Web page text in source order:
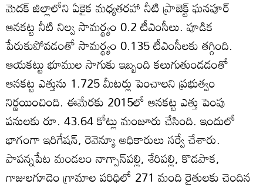
మెదక్‌ జిల్లాలోని ఏకైక మధ్యతరహా నీటి ప్రాజెక్ట్‌ ఘనపూర్‌
ఆనకట్ట నీటి నిల్వ సామర్థ్యం 0.2 టీఎంసీలు. పూడిక
పేరుకుపోవడంతో సామర్థ్యం 0.135 టీఎంసీలకు తగ్గింది.
ఆయకట్టు భూముల సాగుకు ఇబ్బంది కలుగుతుండడంతో
ఆనకట్ట ఎత్తును 1.725 మీటర్లు పెంచాలని ప్రభుత్వం
నిర్ణయించింది. ఈమేరకు 2015లో ఆనకట్ట ఎత్తు పెంపు
పనులకు రూ. 43.64 కోట్లు మంజూరు చేసింది. ఇందులో
భాగంగా ఇరిగేషన్‌, రెవెన్యూ అధికారులు సర్వే చేశారు.
పాపన్నపేట మండలం నాగ్సాన్‌పల్లి, శేరిపల్లి, కొడపాక,
గాజులగూడెం గ్రామాల పరిధిలో 271 మంది రైతులకు చెందిన